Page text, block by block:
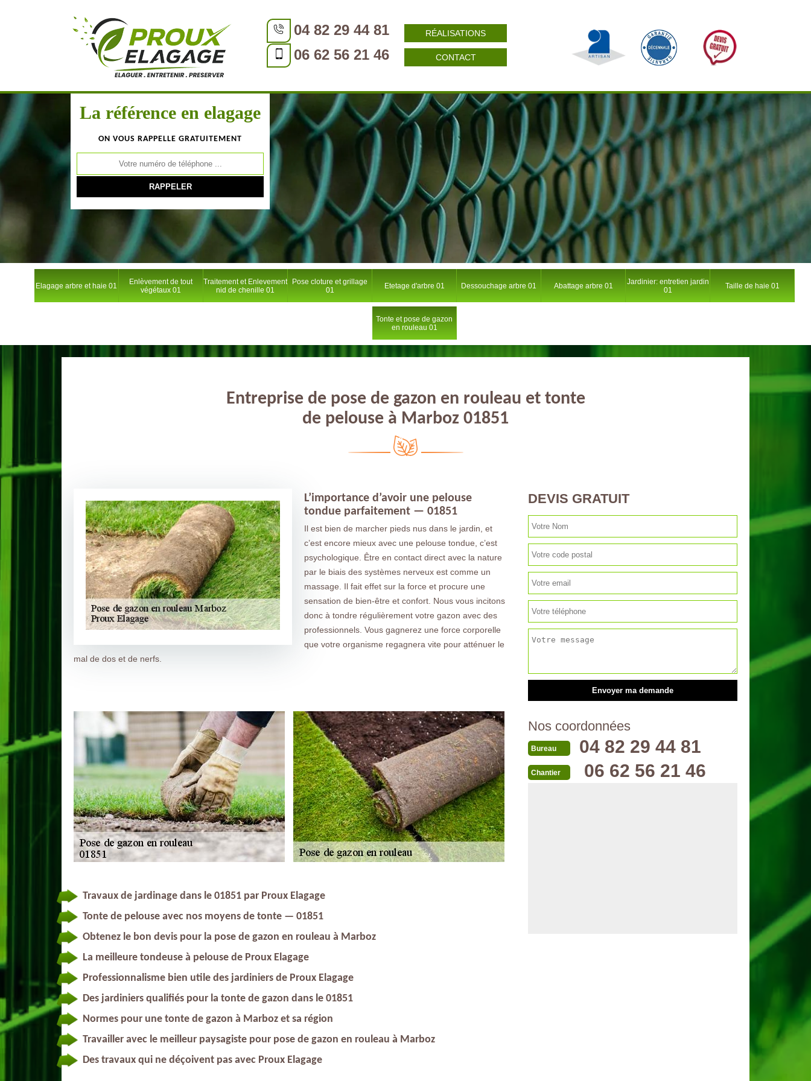
04 82 29 44 81
06 62 56 21 46
RÉALISATIONS
CONTACT
La référence en elagage
ON VOUS RAPPELLE GRATUITEMENT
Elagage arbre et haie 01
Enlèvement de tout
végétaux 01
Traitement et Enlevement
nid de chenille 01
Pose cloture et grillage
01
Etetage d'arbre 01 Dessouchage arbre 01 Abattage arbre 01
Jardinier: entretien jardin
01
Taille de haie 01
Tonte et pose de gazon
en rouleau 01
Entreprise de pose de gazon en rouleau et tonte
de pelouse à Marboz 01851
L’importance d’avoir une pelouse
tondue parfaitement — 01851
Il est bien de marcher pieds nus dans le jardin, et
c’est encore mieux avec une pelouse tondue, c’est
psychologique. Être en contact direct avec la nature
par le biais des systèmes nerveux est comme un
massage. Il fait effet sur la force et procure une
sensation de bien-être et confort. Nous vous incitons
donc à tondre régulièrement votre gazon avec des
professionnels. Vous gagnerez une force corporelle
que votre organisme regagnera vite pour atténuer le
mal de dos et de nerfs.
Travaux de jardinage dans le 01851 par Proux Elagage
Tonte de pelouse avec nos moyens de tonte — 01851
Obtenez le bon devis pour la pose de gazon en rouleau à Marboz
La meilleure tondeuse à pelouse de Proux Elagage
Professionnalisme bien utile des jardiniers de Proux Elagage
Des jardiniers qualifiés pour la tonte de gazon dans le 01851
Normes pour une tonte de gazon à Marboz et sa région
Travailler avec le meilleur paysagiste pour pose de gazon en rouleau à Marboz
Des travaux qui ne déçoivent pas avec Proux Elagage
DEVIS GRATUIT
Nos coordonnées
Bureau 04 82 29 44 81
Chantier 06 62 56 21 46